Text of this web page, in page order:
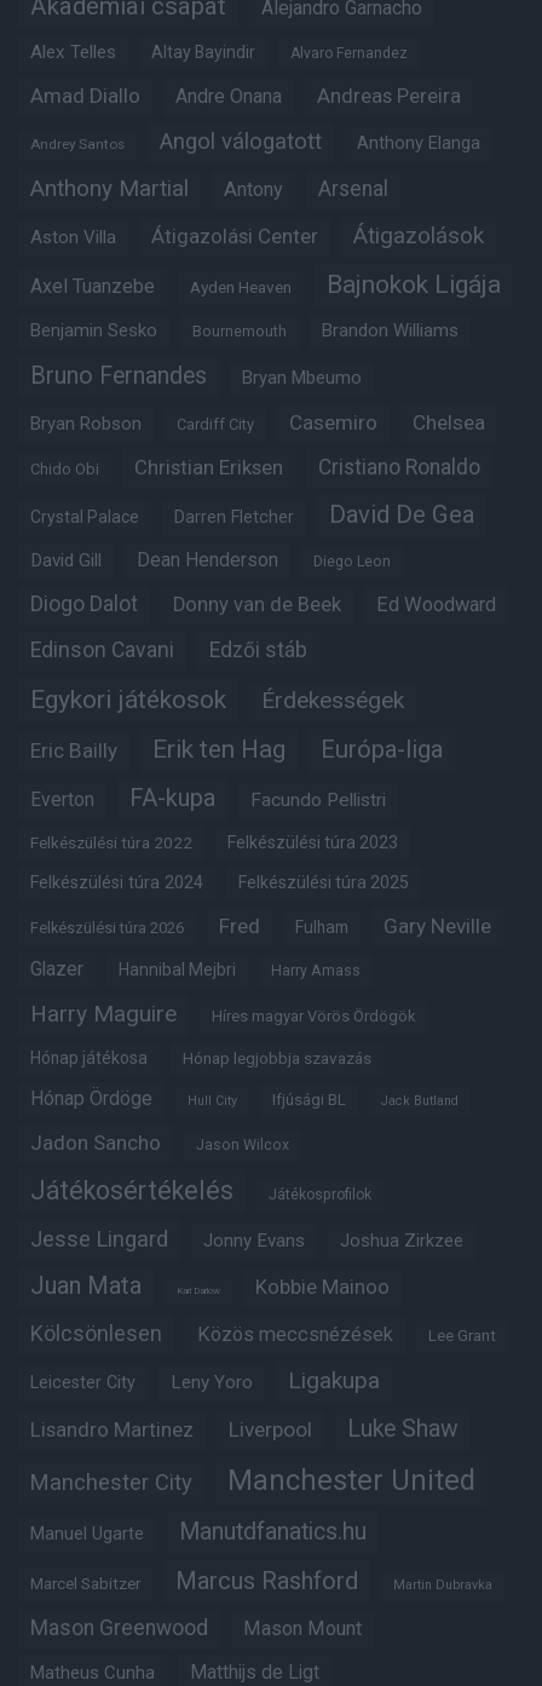
Akadémiai csapat Alejandro Garnacho
Alex Telles Altay Bayindir Alvaro Fernandez
Amad Diallo Andre Onana Andreas Pereira
Andrey Santos Angol válogatott Anthony Elanga
Anthony Martial Antony Arsenal
Aston Villa Átigazolási Center Átigazolások
Axel Tuanzebe Ayden Heaven Bajnokok Ligája
Benjamin Sesko Bournemouth Brandon Williams
Bruno Fernandes Bryan Mbeumo
Bryan Robson Cardiff City Casemiro Chelsea
Chido Obi Christian Eriksen Cristiano Ronaldo
Crystal Palace Darren Fletcher David De Gea
David Gill Dean Henderson Diego Leon
Diogo Dalot Donny van de Beek Ed Woodward
Edinson Cavani Edzői stáb
Egykori játékosok Érdekességek
Eric Bailly Erik ten Hag Európa-liga
Everton FA-kupa Facundo Pellistri
Felkészülési túra 2022 Felkészülési túra 2023
Felkészülési túra 2024 Felkészülési túra 2025
Felkészülési túra 2026 Fred Fulham Gary Neville
Glazer Hannibal Mejbri Harry Amass
Harry Maguire Híres magyar Vörös Ördögök
Hónap játékosa Hónap legjobbja szavazás
Hónap Ördöge Hull City Ifjúsági BL Jack Butland
Jadon Sancho Jason Wilcox
Játékosértékelés Játékosprofilok
Jesse Lingard Jonny Evans Joshua Zirkzee
Juan Mata Karl Darlow Kobbie Mainoo
Kölcsönlesen Közös meccsnézések Lee Grant
Leicester City Leny Yoro Ligakupa
Lisandro Martinez Liverpool Luke Shaw
Manchester City Manchester United
Manuel Ugarte Manutdfanatics.hu
Marcel Sabitzer Marcus Rashford Martin Dubravka
Mason Greenwood Mason Mount
Matheus Cunha Matthijs de Ligt